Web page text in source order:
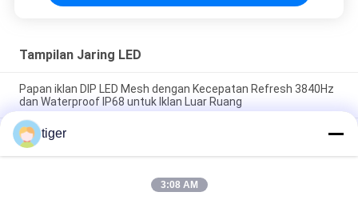
Tampilan Jaring LED
Papan iklan DIP LED Mesh dengan Kecepatan Refresh 3840Hz
dan Waterproof IP68 untuk Iklan Luar Ruang
Tampilan Jaring LED Luar Ruangan P25-25 dengan Kecerahan
Tinggi 8000nits Tahan Air IP68 dan Desain Ringan untuk
Visibilitas Unggul
LED Outdoor Mesh Display dengan 8000nits Kecerahan Tinggi
tiger
3:08 AM